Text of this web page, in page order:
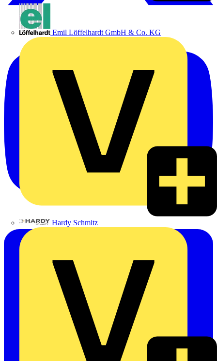
Emil Löffelhardt GmbH & Co. KG
Hardy Schmitz